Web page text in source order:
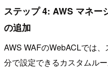
ステップ 4: AWS マネー
の追加
AWS WAFのWebACLでは
分で設定できるカスタムル